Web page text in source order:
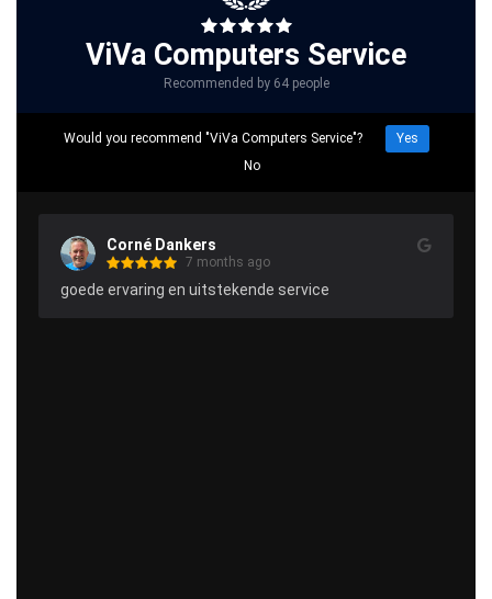
ViVa Computers Service
Recommended by 64 people
Would you recommend "ViVa Computers Service"?
Yes
No
Corné Dankers
7 months ago
goede ervaring en uitstekende service